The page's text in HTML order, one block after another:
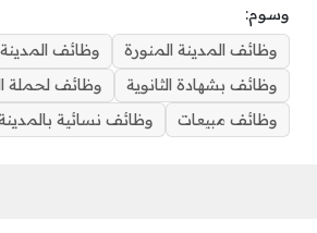
وسوم:
وظائف المدينة المنورة
وظائف
وظائف بشهادة الثانوية
وظائف لحملة
وظائف مبيعات
وظائف نسائية